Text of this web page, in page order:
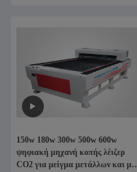
150w 180w 300w 500w 600w
ψηφιακή μηχανή κοπής λέιζερ
CO2 για μείγμα μετάλλων και μη